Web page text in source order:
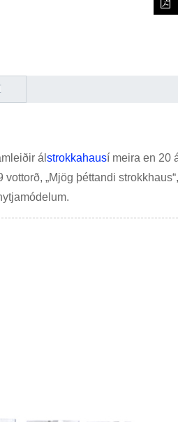
ál strokkahausí meira en 20
„Mjög þéttandi